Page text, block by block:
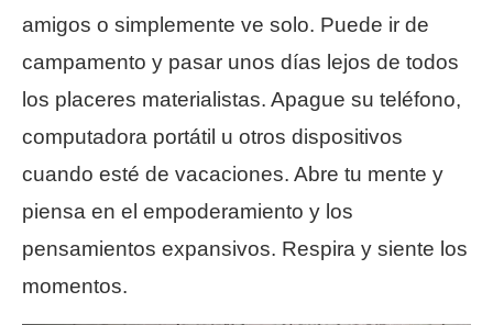
amigos o simplemente ve solo. Puede ir de
campamento y pasar unos días lejos de todos
los placeres materialistas. Apague su teléfono,
computadora portátil u otros dispositivos
cuando esté de vacaciones. Abre tu mente y
piensa en el empoderamiento y los
pensamientos expansivos. Respira y siente los
momentos.